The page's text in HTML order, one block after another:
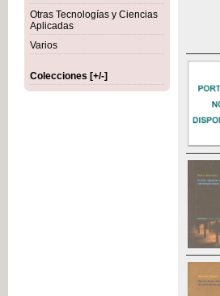
Otras Tecnologías y Ciencias
Aplicadas
Varios
Colecciones [+/-]